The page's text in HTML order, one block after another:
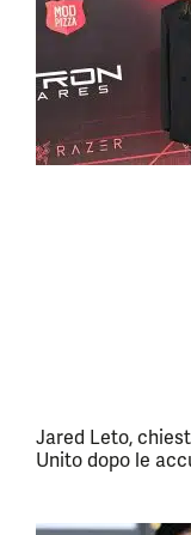
Jared Leto,
Unito dopo le